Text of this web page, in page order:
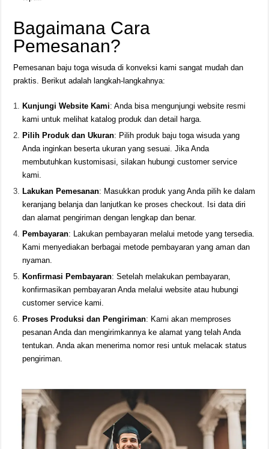
Bagaimana Cara
Pemesanan?
Pemesanan baju toga wisuda di konveksi kami sangat mudah dan
praktis. Berikut adalah langkah-langkahnya:
Kunjungi Website Kami: Anda bisa mengunjungi website resmi
kami untuk melihat katalog produk dan detail harga.
Pilih Produk dan Ukuran: Pilih produk baju toga wisuda yang
Anda inginkan beserta ukuran yang sesuai. Jika Anda
membutuhkan kustomisasi, silakan hubungi customer service
kami.
Lakukan Pemesanan: Masukkan produk yang Anda pilih ke dalam
keranjang belanja dan lanjutkan ke proses checkout. Isi data diri
dan alamat pengiriman dengan lengkap dan benar.
Pembayaran: Lakukan pembayaran melalui metode yang tersedia.
Kami menyediakan berbagai metode pembayaran yang aman dan
nyaman.
Konfirmasi Pembayaran: Setelah melakukan pembayaran,
konfirmasikan pembayaran Anda melalui website atau hubungi
customer service kami.
Proses Produksi dan Pengiriman: Kami akan memproses
pesanan Anda dan mengirimkannya ke alamat yang telah Anda
tentukan. Anda akan menerima nomor resi untuk melacak status
pengiriman.